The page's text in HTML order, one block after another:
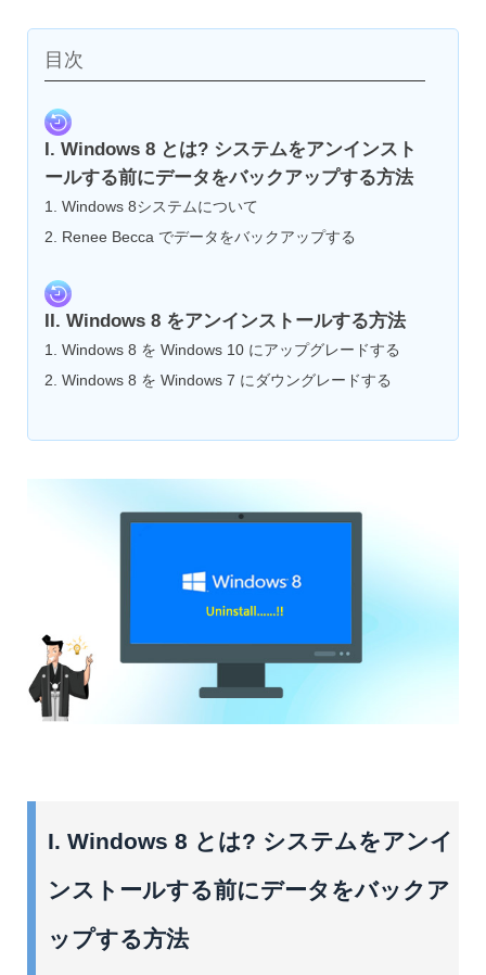
目次
I. Windows 8 とは? システムをアンインスト
ールする前にデータをバックアップする方法
1. Windows 8システムについて
2. Renee Becca でデータをバックアップする
II. Windows 8 をアンインストールする方法
1. Windows 8 を Windows 10 にアップグレードする
2. Windows 8 を Windows 7 にダウングレードする
I. Windows 8 とは? システムをアンイ
ンストールする前にデータをバックア
ップする方法